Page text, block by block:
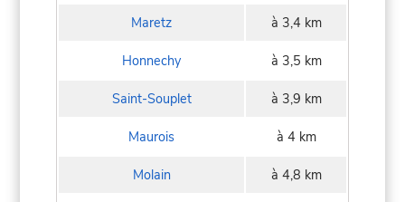
Maretz à 3,4 km
Honnechy à 3,5 km
Saint-Souplet à 3,9 km
Maurois à 4 km
Molain à 4,8 km